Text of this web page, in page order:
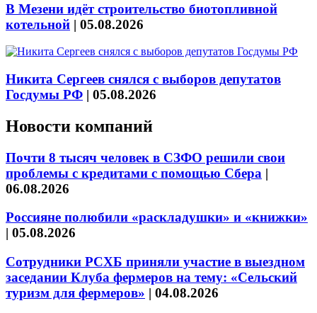
В Мезени идёт строительство биотопливной
котельной | 05.08.2026
Никита Сергеев снялся с выборов депутатов
Госдумы РФ | 05.08.2026
Новости компаний
Почти 8 тысяч человек в СЗФО решили свои
проблемы с кредитами с помощью Сбера |
06.08.2026
Россияне полюбили «раскладушки» и «книжки»
| 05.08.2026
Сотрудники РСХБ приняли участие в выездном
заседании Клуба фермеров на тему: «Сельский
туризм для фермеров» | 04.08.2026